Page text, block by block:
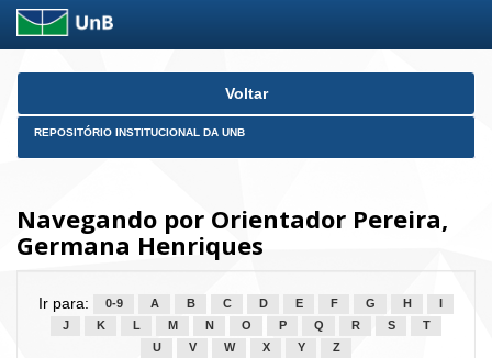
Skip
Voltar
REPOSITÓRIO INSTITUCIONAL DA UNB
Navegando por Orientador Pereira,
Germana Henriques
Ir para: 0-9 A B C D E F G H
J
K L M N O P Q R S
T
U
V W X Y Z